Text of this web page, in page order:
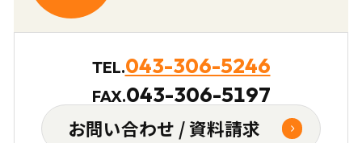
TEL.043-306-5246
FAX.043-306-5197
お問い合わせ / 資料請求